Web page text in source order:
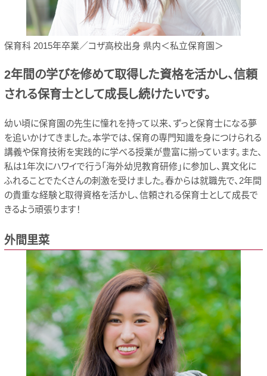
保育科 2015年卒業／コザ高校出身 県内＜私立保育園＞
2年間の学びを修めて取得した資格を活かし、信頼
される保育士として成長し続けたいです。
幼い頃に保育園の先生に憧れを持って以来、ずっと保育士になる夢
を追いかけてきました。本学では、保育の専門知識を身につけられる
講義や保育技術を実践的に学べる授業が豊富に揃っています。また、
私は1年次にハワイで行う「海外幼児教育研修」に参加し、異文化に
ふれることでたくさんの刺激を受けました。春からは就職先で、2年間
の貴重な経験と取得資格を活かし、信頼される保育士として成長で
きるよう頑張ります！
外間里菜